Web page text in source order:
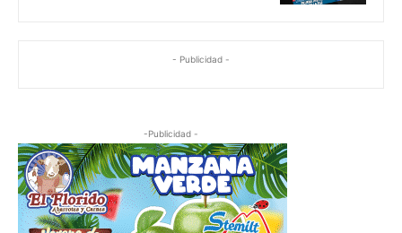
- Publicidad -
-Publicidad -